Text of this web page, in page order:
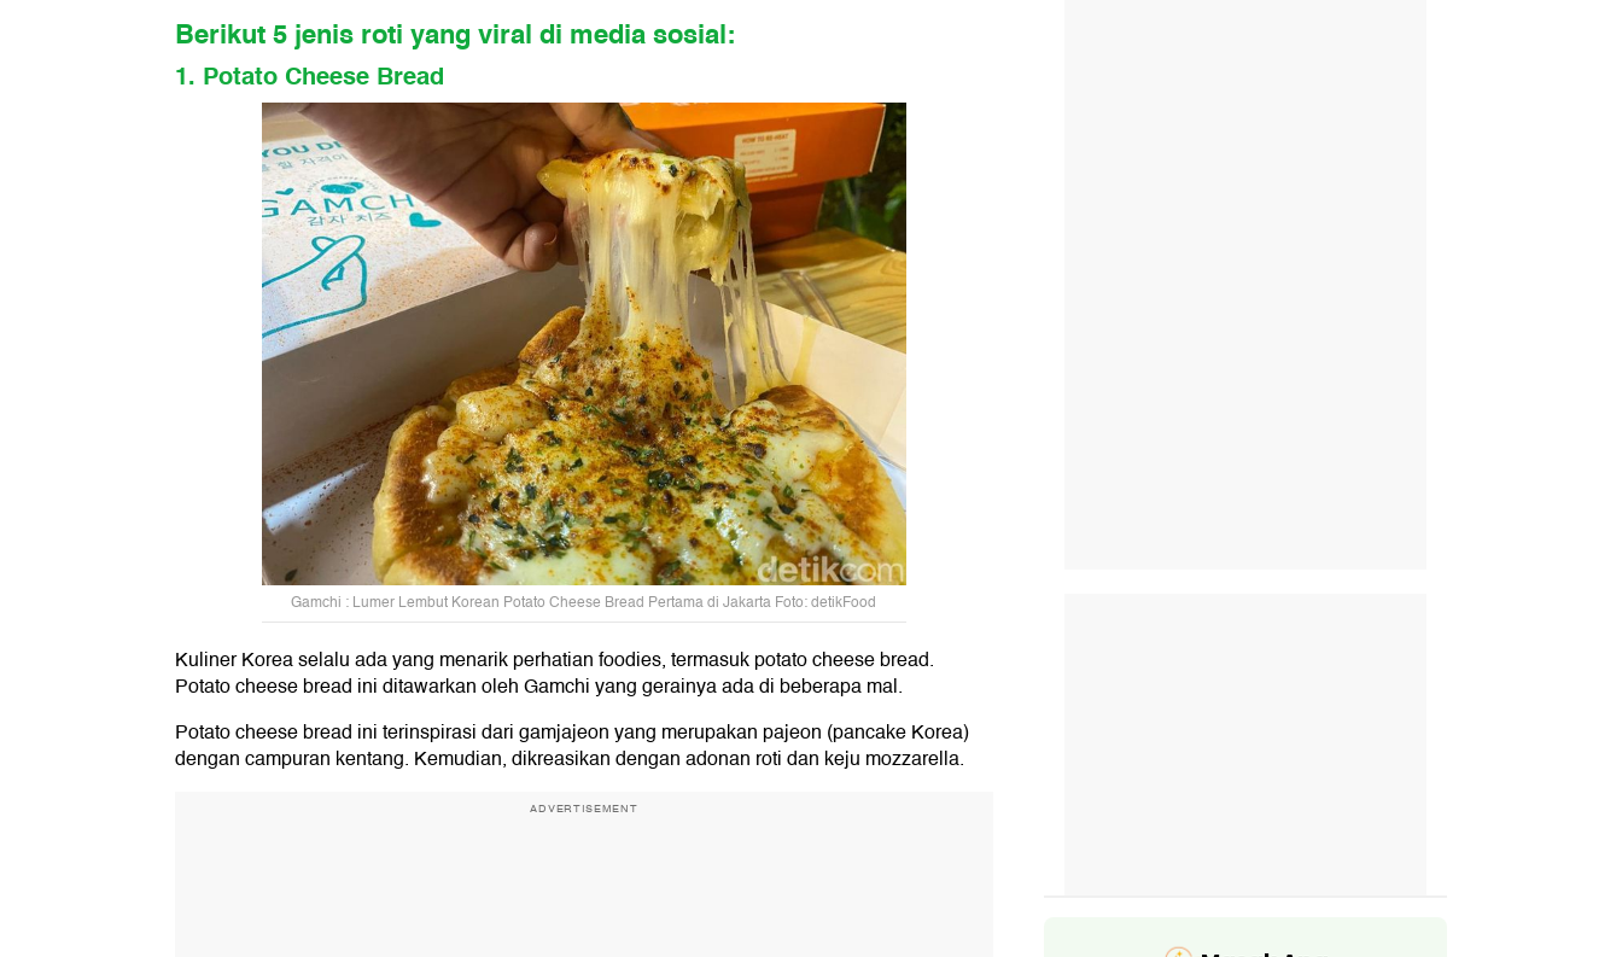
Berikut 5 jenis roti yang viral di media sosial:
1. Potato Cheese Bread
Gamchi : Lumer Lembut Korean Potato Cheese Bread Pertama di Jakarta Foto: detikFood
Kuliner Korea selalu ada yang menarik perhatian foodies, termasuk potato cheese bread.
Potato cheese bread ini ditawarkan oleh Gamchi yang gerainya ada di beberapa mal.
Potato cheese bread ini terinspirasi dari gamjajeon yang merupakan pajeon (pancake Korea)
dengan campuran kentang. Kemudian, dikreasikan dengan adonan roti dan keju mozzarella.
ADVERTISEMENT